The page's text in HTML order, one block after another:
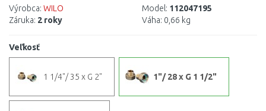
Výrobca: WILO
Záruka: 2 roky
Model: 112047195
Váha: 0,66 kg
Veľkosť
1 1/4"/ 35 x G 2" 1"/ 28 x G 1 1/2"